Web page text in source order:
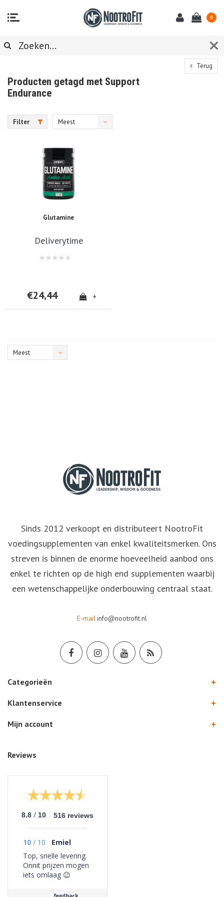
0
Terug
Producten getagd met Support
Endurance
Filter
Meest
Glutamine
Deliverytime
€24,44 +
Meest
Sinds 2012 verkoopt en distributeert NootroFit
voedingsupplementen van enkel kwaliteitsmerken. Ons
streven is binnen de enorme hoeveelheid aanbod ons
enkel te richten op de high end supplementen waarbij
een wetenschappelijke onderbouwing centraal staat.
E-mailinfo@nootrofit.nl
Categorieën
Klantenservice
Mijn account
Reviews
8.8 / 10 516 reviews
10 / 10
Emiel
Top, snelle levering.
Onnit prijzen mogen
iets omlaag 😉